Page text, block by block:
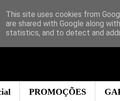
PROMOÇÕES
This site uses cookies from
are shared with Google along
statistics, and to detect and